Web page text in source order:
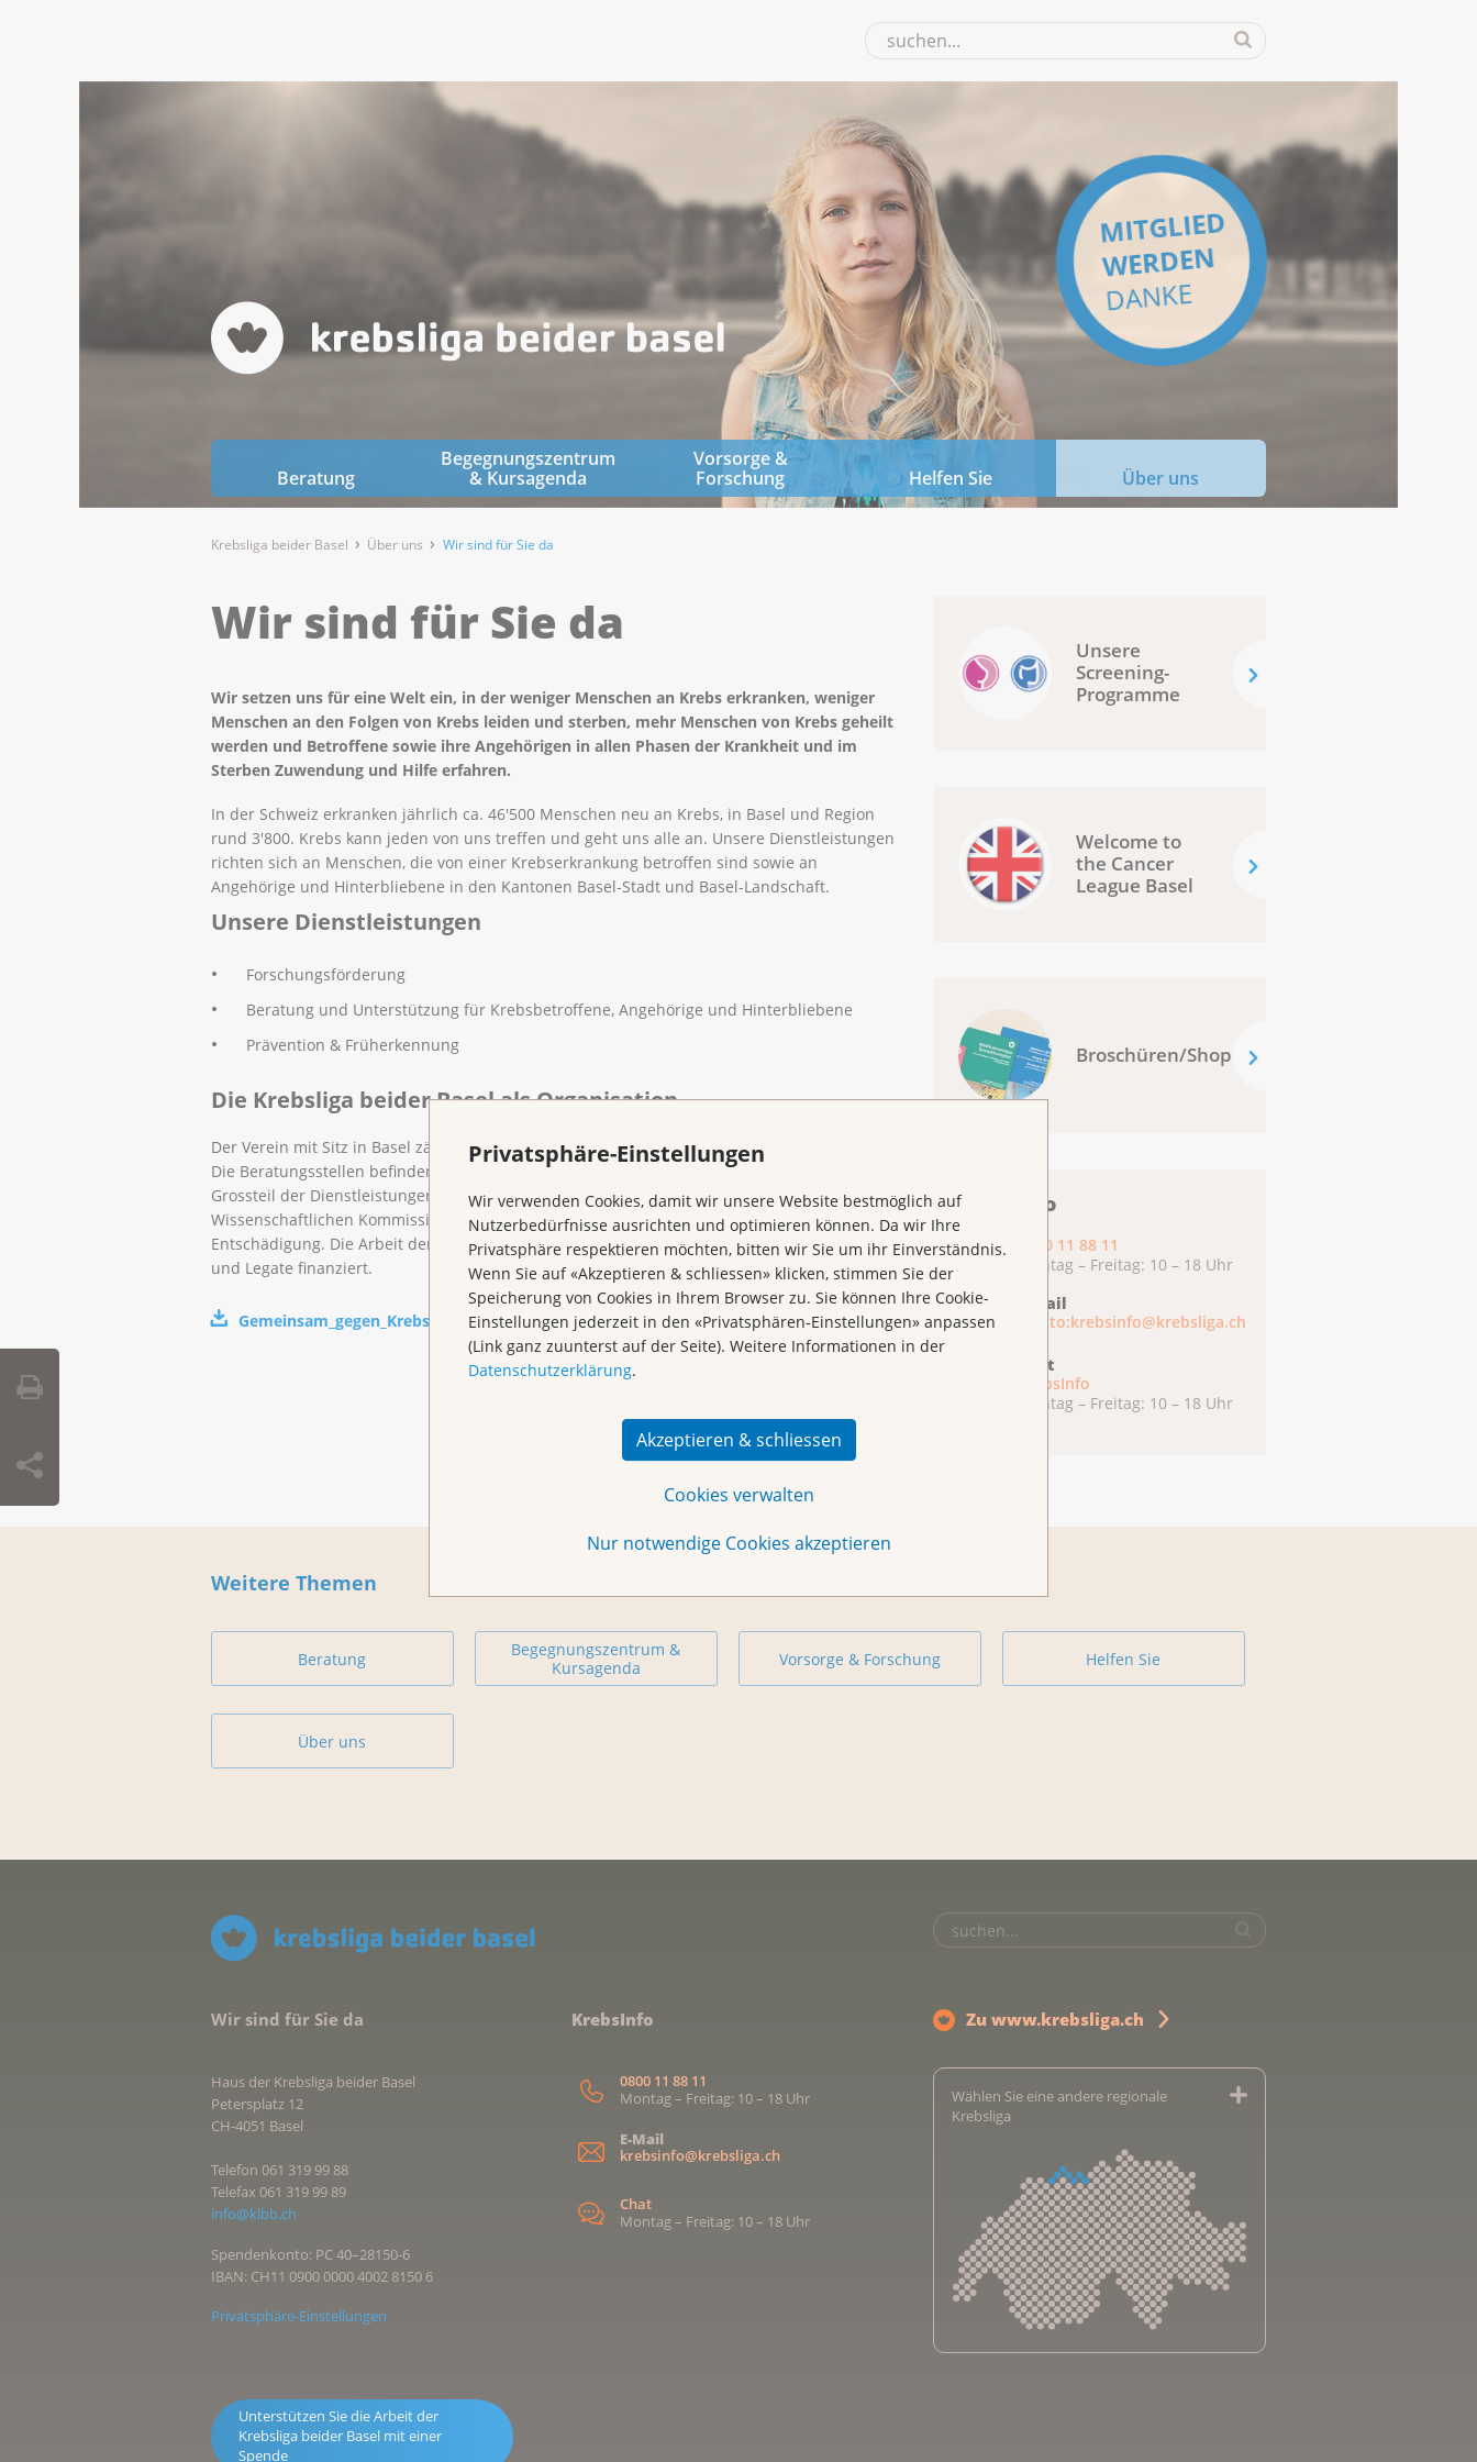
Privatsphäre-Einstellungen
Wir verwenden Cookies, damit wir unsere Website bestmöglich auf
Nutzerbedürfnisse ausrichten und optimieren können. Da wir Ihre
Privatsphäre respektieren möchten, bitten wir Sie um ihr Einverständnis.
Wenn Sie auf «Akzeptieren & schliessen» klicken, stimmen Sie der
Speicherung von Cookies in Ihrem Browser zu. Sie können Ihre Cookie-
Einstellungen jederzeit in den «Privatsphären-Einstellungen» anpassen
(Link ganz zuunterst auf der Seite). Weitere Informationen in der
Datenschutzerklärung.
Akzeptieren & schliessen
Cookies verwalten
Nur notwendige Cookies akzeptieren
MITGLIED
WERDEN
DANKE
Beratung
Begegnungszentrum
& Kursagenda
Vorsorge &
Forschung
Helfen Sie Über uns
Krebsliga beider Basel Über uns Wir sind für Sie da
Wir sind für Sie da
Wir setzen uns für eine Welt ein, in der weniger Menschen an Krebs erkranken, weniger
Menschen an den Folgen von Krebs leiden und sterben, mehr Menschen von Krebs geheilt
werden und Betroffene sowie ihre Angehörigen in allen Phasen der Krankheit und im
Sterben Zuwendung und Hilfe erfahren.
In der Schweiz erkranken jährlich ca. 46'500 Menschen neu an Krebs, in Basel und Region
rund 3'800. Krebs kann jeden von uns treffen und geht uns alle an. Unsere Dienstleistungen
richten sich an Menschen, die von einer Krebserkrankung betroffen sind sowie an
Angehörige und Hinterbliebene in den Kantonen Basel-Stadt und Basel-Landschaft.
Unsere Dienstleistungen
Forschungsförderung
Beratung und Unterstützung für Krebsbetroffene, Angehörige und Hinterbliebene
Prävention & Früherkennung
Die Krebsliga beider Basel als Organisation
Der Verein mit Sitz in Basel zählt rund 1'700 Mitglieder und besteht seit mehr als 68 Jahren.
Die Beratungsstellen befinden sich in Basel und in Liestal. 37 Mitarbeitende erbringen den
Grossteil der Dienstleistungen. Die Vorstandsmitglieder und die Mitglieder der
Wissenschaftlichen Kommission (WIKO) engagieren sich ehrenamtlich; sie erhalten keine
Entschädigung. Die Arbeit der Krebsliga beider Basel wird zum grössten Teil durch Spenden
und Legate finanziert.
Gemeinsam_gegen_Krebs_2023(pdf,2 MB)
Unsere
Screening-
Programme
Welcome to
the Cancer
League Basel
Broschüren/Shop
KrebsInfo
0800 11 88 11
Montag – Freitag: 10 – 18 Uhr
E-Mail
mailto:krebsinfo@krebsliga.ch
Chat
KrebsInfo
Montag – Freitag: 10 – 18 Uhr
Weitere Themen
Beratung
Begegnungszentrum &
Kursagenda
Vorsorge & Forschung Helfen Sie
Über uns
Wir sind für Sie da
Haus der Krebsliga beider Basel
Petersplatz 12
CH-4051 Basel
Telefon 061 319 99 88
Telefax 061 319 99 89
info@klbb.ch
Spendenkonto: PC 40–28150-6
IBAN: CH11 0900 0000 4002 8150 6
Privatsphäre-Einstellungen
Unterstützen Sie die Arbeit der
Krebsliga beider Basel mit einer
Spende
KrebsInfo
0800 11 88 11
Montag – Freitag: 10 – 18 Uhr
E-Mail
krebsinfo@krebsliga.ch
Chat
Montag – Freitag: 10 – 18 Uhr
Zu www.krebsliga.ch
Wählen Sie eine andere regionale
Krebsliga